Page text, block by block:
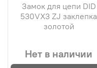
Замок для цепи DID
530VX3 ZJ заклепка
золотой
Нет в наличии